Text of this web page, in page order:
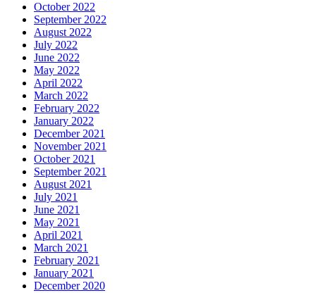
October 2022
September 2022
August 2022
July 2022
June 2022
May 2022
April 2022
March 2022
February 2022
January 2022
December 2021
November 2021
October 2021
September 2021
August 2021
July 2021
June 2021
May 2021
April 2021
March 2021
February 2021
January 2021
December 2020